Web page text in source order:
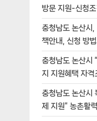
방문 지원-신청
충청남도 논산시,
책안내, 신청 방
충청남도 논산시
지 지원혜택 자
충청남도 논산시
제 지원” 농촌활